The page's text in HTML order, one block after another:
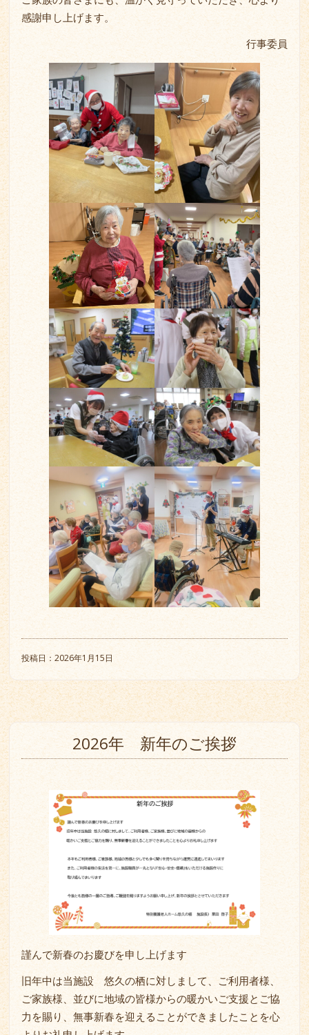
感謝申し上げます。
行事委員
投稿日：2026年1月15日
2026年 新年のご挨拶
謹んで新春のお慶びを申し上げます
旧年中は当施設 悠久の栖に対しまして、ご利用者様、
ご家族様、並びに地域の皆様からの暖かいご支援とご協
力を賜り、無事新春を迎えることができましたことを心